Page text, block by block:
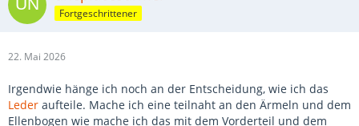
Fortgeschrittener
22. Mai 2026
Irgendwie hänge ich noch an der Entscheidung, wie ich das
Leder aufteile. Mache ich eine teilnaht an den Ärmeln und dem
Ellenbogen wie mache ich das mit dem Vorderteil und dem